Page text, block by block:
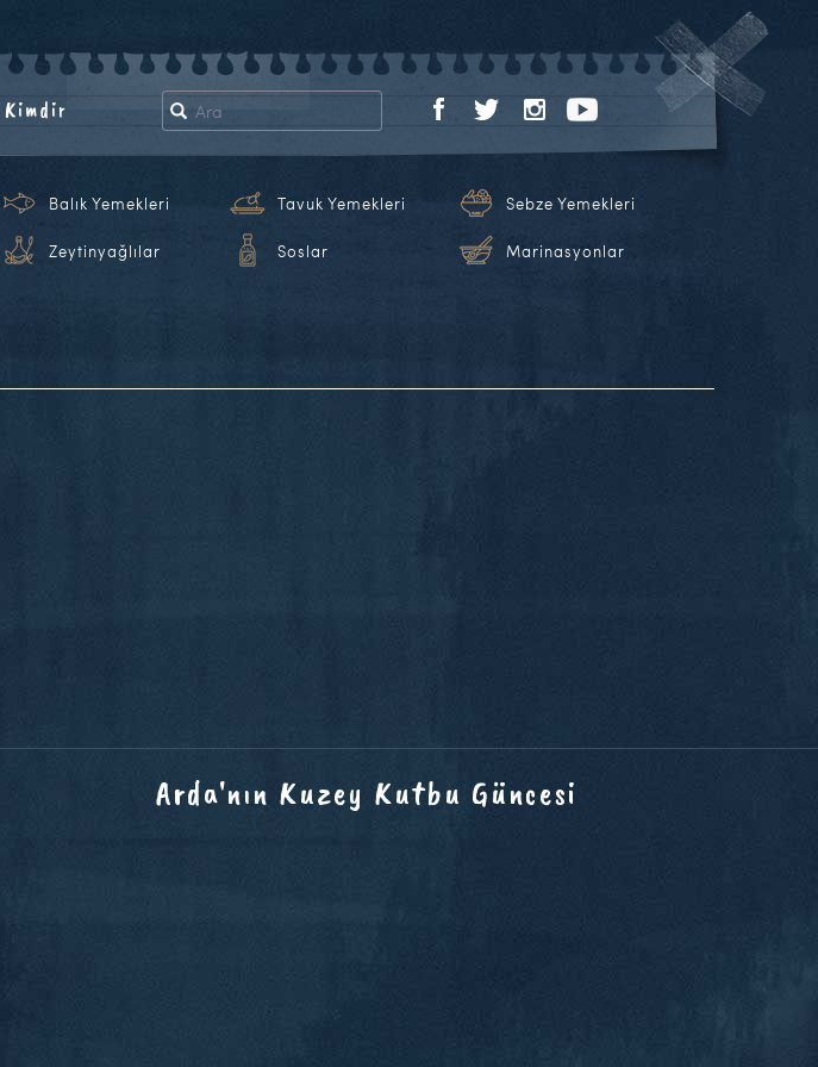
Kimdir
Balık Yemekleri Tavuk Yemekleri Sebze Yemekleri
Zeytinyağlılar Soslar Marinasyonlar
Arda'nın Kuzey Kutbu Güncesi